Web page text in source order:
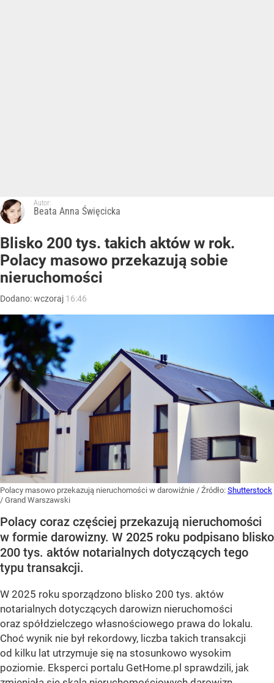
Autor:
Beata Anna Święcicka
Blisko 200 tys. takich aktów w rok.
Polacy masowo przekazują sobie
nieruchomości
Dodano:wczoraj 16:46
Polacy masowo przekazują nieruchomości w darowiźnie / Źródło: Shutterstock
/ Grand Warszawski
Polacy coraz częściej przekazują nieruchomości
w formie darowizny. W 2025 roku podpisano blisko
200 tys. aktów notarialnych dotyczących tego
typu transakcji.
W 2025 roku sporządzono blisko 200 tys. aktów
notarialnych dotyczących darowizn nieruchomości
oraz spółdzielczego własnościowego prawa do lokalu.
Choć wynik nie był rekordowy, liczba takich transakcji
od kilku lat utrzymuje się na stosunkowo wysokim
poziomie. Eksperci portalu GetHome.pl sprawdzili, jak